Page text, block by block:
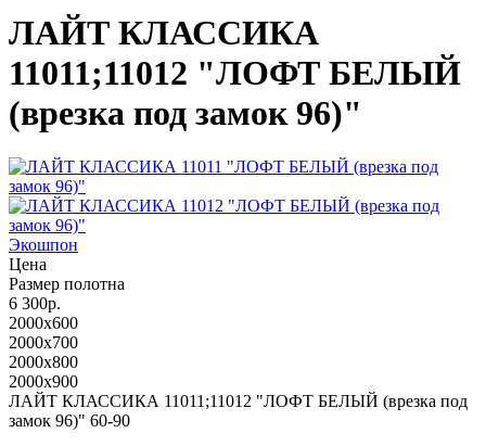
ЛАЙТ КЛАССИКА
11011;11012 "ЛОФТ БЕЛЫЙ
(врезка под замок 96)"
Экошпон
Цена
Размер полотна
6 300р.
2000x600
2000x700
2000x800
2000x900
ЛАЙТ КЛАССИКА 11011;11012 "ЛОФТ БЕЛЫЙ (врезка под
замок 96)" 60-90